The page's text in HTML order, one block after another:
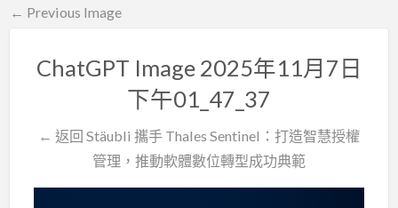
← Previous Image
ChatGPT Image 2025年11月7日
下午01_47_37
← 返回 Stäubli 攜手 Thales Sentinel：打造智慧授權
管理，推動軟體數位轉型成功典範